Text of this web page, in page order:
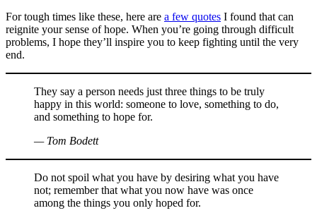
For tough times like these, here are a few quotes I found that can
reignite your sense of hope. When you’re going through difficult
problems, I hope they’ll inspire you to keep fighting until the very
end.
They say a person needs just three things to be truly
happy in this world: someone to love, something to do,
and something to hope for.
— Tom Bodett
Do not spoil what you have by desiring what you have
not; remember that what you now have was once
among the things you only hoped for.